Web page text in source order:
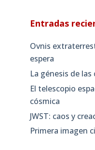
Entradas
Ovnis
espera
La génesis de
El telescopio
cósmica
JWST: caos y
Primera imagen